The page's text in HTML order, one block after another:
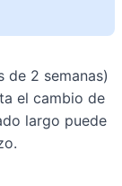
de 2 semanas)
el cambio de
largo puede